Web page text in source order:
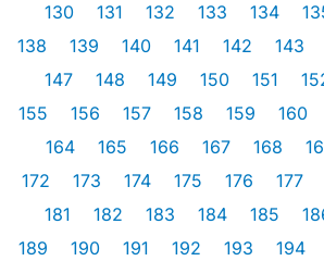
130
131 132 133 134
138
139 140 141 142 143
147
148 149 150 151
155
156 157 158 159 160
164
165 166 167 168
172
173 174 175 176 177
181
182 183 184 185
189
190 191 192 193 194